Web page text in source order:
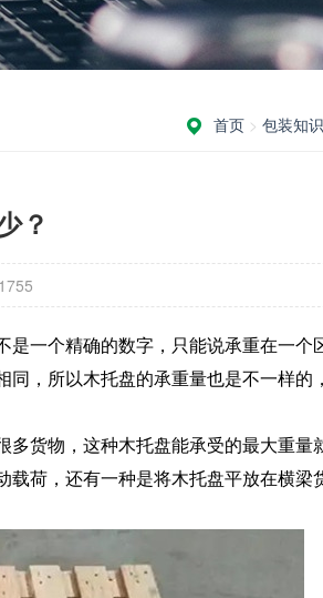
首页 > 包装知识
？
1755
一个精确的数字，只能说承重在一个
，所以木托盘的承重量也是不一样的
货物，这种木托盘能承受的最大重量
荷，还有一种是将木托盘平放在横梁